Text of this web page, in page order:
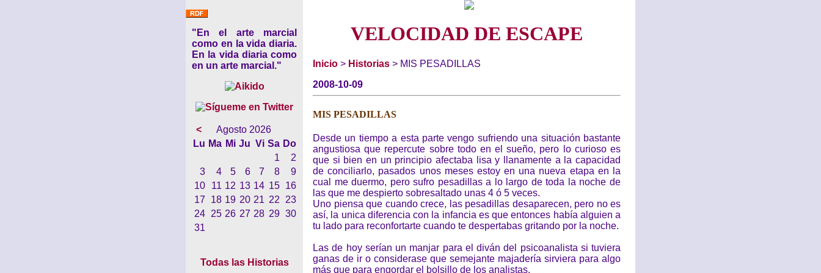
"En el arte marcial
como en la vida diaria.
En la vida diaria como
en un arte marcial."
<
Agosto 2026
Lu Ma Mi Ju Vi Sa Do
1
2
3
4 5 6 7 8
9
10
11 12 13 14 15
16
17
18 19 20 21 22
23
24
25 26 27 28 29 30
31
Todas las Historias
VELOCIDAD DE ESCAPE
Inicio > Historias > MIS PESADILLAS
2008-10-09
MIS PESADILLAS
Desde un tiempo a esta parte vengo sufriendo una situación bastante
angustiosa que repercute sobre todo en el sueño, pero lo curioso es
que si bien en un principio afectaba lisa y llanamente a la capacidad
de conciliarlo, pasados unos meses estoy en una nueva etapa en la
cual me duermo, pero sufro pesadillas a lo largo de toda la noche de
las que me despierto sobresaltado unas 4 ó 5 veces.
Uno piensa que cuando crece, las pesadillas desaparecen, pero no es
así, la unica diferencia con la infancia es que entonces había alguien a
tu lado para reconfortarte cuando te despertabas gritando por la noche.
Las de hoy serían un manjar para el diván del psicoanalista si tuviera
ganas de ir o considerase que semejante majadería sirviera para algo
más que para engordar el bolsillo de los analistas.